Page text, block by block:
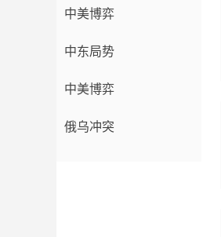
中美博弈
中东局势
中美博弈
俄乌冲突